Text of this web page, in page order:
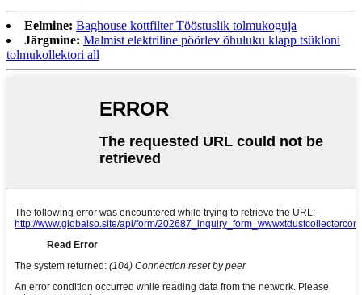
Eelmine: Baghouse kottfilter Tööstuslik tolmukoguja
Järgmine: Malmist elektriline pöörlev õhuluku klapp tsükloni
tolmukollektori all